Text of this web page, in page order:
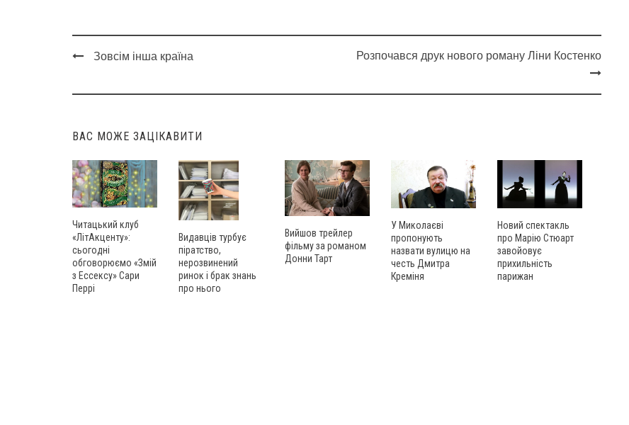
navigation
Зовсім інша країна Розпочався друк нового роману Ліни Костенко
ВАС МОЖЕ ЗАЦІКАВИТИ
Читацький клуб
«ЛітАкценту»:
сьогодні
обговорюємо «Змій
з Ессексу» Сари
Перрі
Видавців турбує
піратство,
нерозвинений
ринок і брак знань
про нього
Вийшов трейлер
фільму за романом
Донни Тарт
У Миколаєві
пропонують
назвати вулицю на
честь Дмитра
Креміня
Новий спектакль
про Марію Стюарт
завойовує
прихильність
парижан